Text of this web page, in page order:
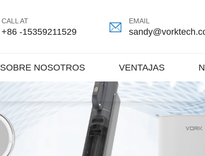
CALL AT
+86 -15359211529
EMAIL
SOBRE NOSOTROS VENTAJAS